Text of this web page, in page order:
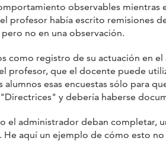
observables mientras
profesor había escrito remisiones
no en una observación.
registro de su actuación en
profesor, que el docente puede
esas encuestas sólo para
y debería haberse
administrador deban completar,
aquí un ejemplo de cómo esto